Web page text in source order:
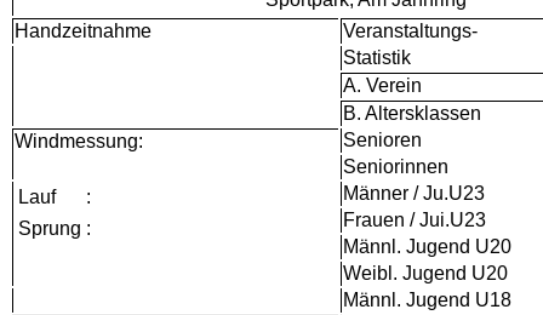
Handzeitnahme
Veranstaltungs-
Statistik
A. Verein
B. Altersklassen
Windmessung:
Senioren
Seniorinnen
Lauf
:
Sprung :
Männer / Ju.U23
Frauen / Jui.U23
Männl. Jugend U20
Weibl. Jugend U20
Männl. Jugend U18